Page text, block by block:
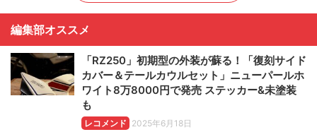
編集部オススメ
「RZ250」初期型の外装が蘇る！「復刻サイド
カバー＆テールカウルセット」ニューパールホ
ワイト8万8000円で発売 ステッカー&未塗装
も
レコメンド 2025年6月18日